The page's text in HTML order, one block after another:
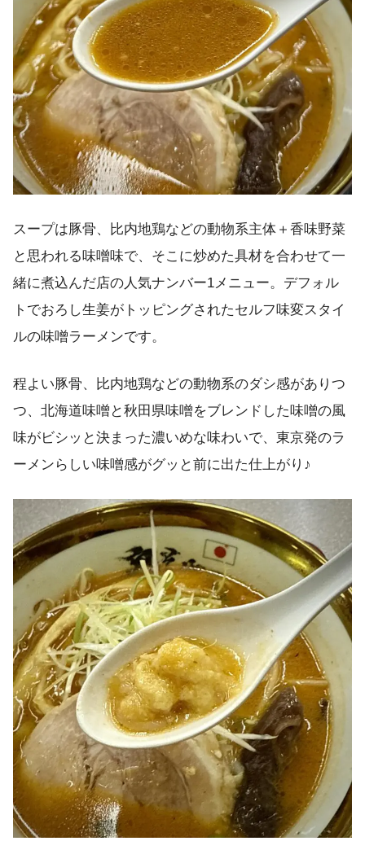
スープは豚骨、比内地鶏などの動物系主体＋香味野菜
と思われる味噌味で、そこに炒めた具材を合わせて一
緒に煮込んだ店の人気ナンバー1メニュー。デフォル
トでおろし生姜がトッピングされたセルフ味変スタイ
ルの味噌ラーメンです。
程よい豚骨、比内地鶏などの動物系のダシ感がありつ
つ、北海道味噌と秋田県味噌をブレンドした味噌の風
味がビシッと決まった濃いめな味わいで、東京発のラ
ーメンらしい味噌感がグッと前に出た仕上がり♪